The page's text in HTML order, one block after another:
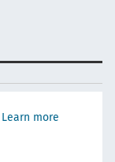
Learn more